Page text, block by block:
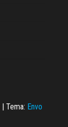
| Tema: Envo